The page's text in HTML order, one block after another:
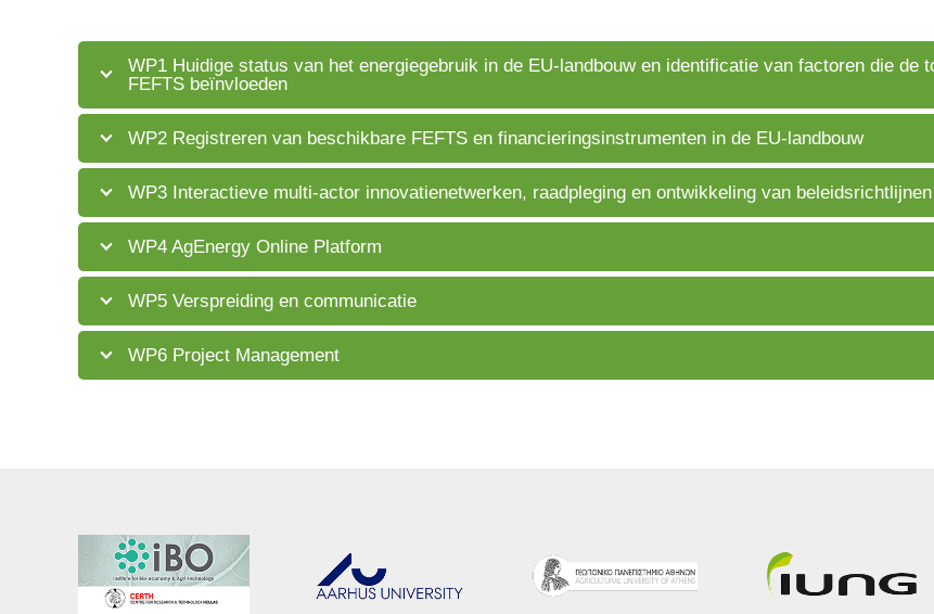
WP1 Huidige status van het energiegebruik in de EU-landbouw en identificatie van factoren die de
FEFTS beïnvloeden
WP2 Registreren van beschikbare FEFTS en financieringsinstrumenten in de EU-landbouw
WP3 Interactieve multi-actor innovatienetwerken, raadpleging en ontwikkeling van
WP4 AgEnergy Online Platform
WP5 Verspreiding en communicatie
WP6 Project Management